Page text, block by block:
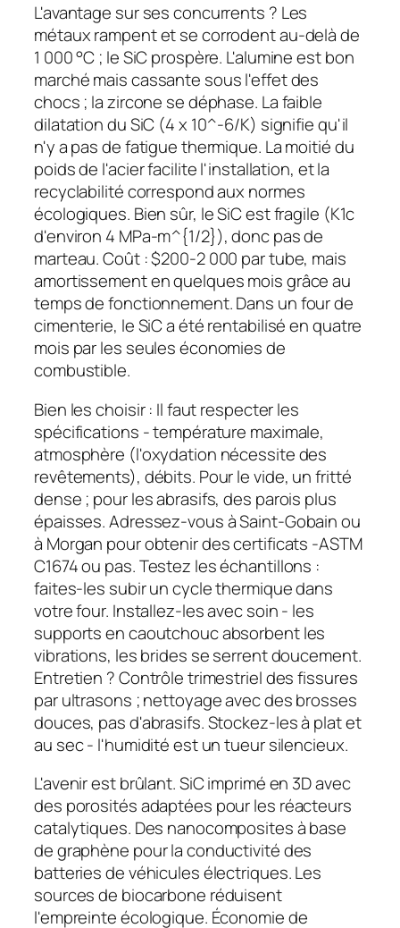
L'avantage sur ses concurrents ? Les
métaux rampent et se corrodent au-delà de
1 000 °C ; le SiC prospère. L'alumine est bon
marché mais cassante sous l'effet des
chocs ; la zircone se déphase. La faible
dilatation du SiC (4 x 10^-6/K) signifie qu'il
n'y a pas de fatigue thermique. La moitié du
poids de l'acier facilite l'installation, et la
recyclabilité correspond aux normes
écologiques. Bien sûr, le SiC est fragile (K1c
d'environ 4 MPa-m^{1/2}), donc pas de
marteau. Coût : $200-2 000 par tube, mais
amortissement en quelques mois grâce au
temps de fonctionnement. Dans un four de
cimenterie, le SiC a été rentabilisé en quatre
mois par les seules économies de
combustible.
Bien les choisir : Il faut respecter les
spécifications - température maximale,
atmosphère (l'oxydation nécessite des
revêtements), débits. Pour le vide, un fritté
dense ; pour les abrasifs, des parois plus
épaisses. Adressez-vous à Saint-Gobain ou
à Morgan pour obtenir des certificats -ASTM
C1674 ou pas. Testez les échantillons :
faites-les subir un cycle thermique dans
votre four. Installez-les avec soin - les
supports en caoutchouc absorbent les
vibrations, les brides se serrent doucement.
Entretien ? Contrôle trimestriel des fissures
par ultrasons ; nettoyage avec des brosses
douces, pas d'abrasifs. Stockez-les à plat et
au sec - l'humidité est un tueur silencieux.
L'avenir est brûlant. SiC imprimé en 3D avec
des porosités adaptées pour les réacteurs
catalytiques. Des nanocomposites à base
de graphène pour la conductivité des
batteries de véhicules électriques. Les
sources de biocarbone réduisent
l'empreinte écologique. Économie de